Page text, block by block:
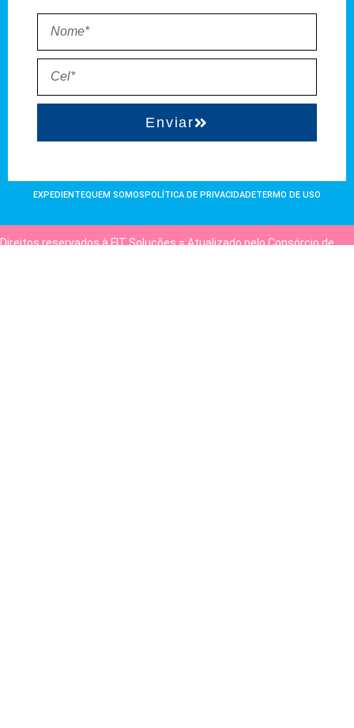
Enviar
EXPEDIENTEQUEM SOMOSPOLÍTICA DE PRIVACIDADETERMO DE USO
Direitos reservados à FIT Soluções = Atualizado pelo Consórcio de